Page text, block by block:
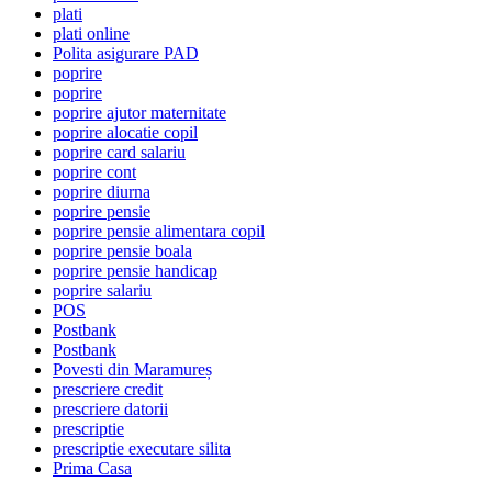
plati
plati online
Polita asigurare PAD
poprire
poprire
poprire ajutor maternitate
poprire alocatie copil
poprire card salariu
poprire cont
poprire diurna
poprire pensie
poprire pensie alimentara copil
poprire pensie boala
poprire pensie handicap
poprire salariu
POS
Postbank
Postbank
Povesti din Maramureș
prescriere credit
prescriere datorii
prescriptie
prescriptie executare silita
Prima Casa